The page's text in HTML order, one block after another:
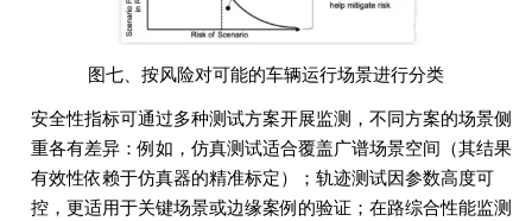
图七、按风险对可能的车辆运行场景进行分类
安全性指标可通过多种测试方案开展监测，不同方案的场景侧
重各有差异：例如，仿真测试适合覆盖广谱场景空间（其结果
有效性依赖于仿真器的精准标定）；轨迹测试因参数高度可
控，更适用于关键场景或边缘案例的验证；在路综合性能监测